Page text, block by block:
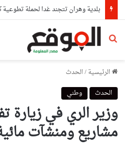
بحث عن
الرئيسية/الحدث
الحدث
وطني
وزير الري في زيارة
مشاريع ومنشآت